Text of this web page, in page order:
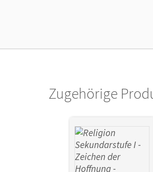
ein Jahr lang ergänzend zum Print-Titel
Patmos SchulbuchZugehörige